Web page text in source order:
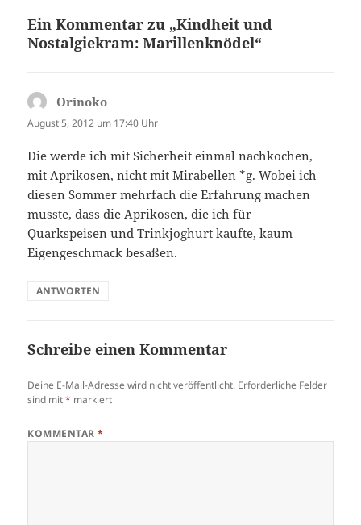
Ein Kommentar zu „Kindheit und
Nostalgiekram: Marillenknödel“
Orinoko
August 5, 2012 um 17:40 Uhr
Die werde ich mit Sicherheit einmal nachkochen,
mit Aprikosen, nicht mit Mirabellen *g. Wobei ich
diesen Sommer mehrfach die Erfahrung machen
musste, dass die Aprikosen, die ich für
Quarkspeisen und Trinkjoghurt kaufte, kaum
Eigengeschmack besaßen.
ANTWORTEN
Schreibe einen Kommentar
Deine E-Mail-Adresse wird nicht veröffentlicht. Erforderliche Felder
sind mit* markiert
KOMMENTAR*